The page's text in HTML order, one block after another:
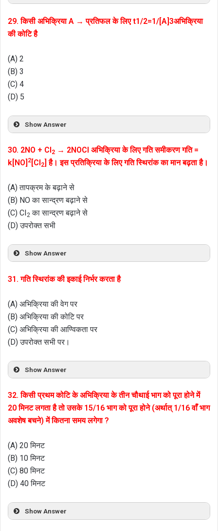
29. किसी अभिक्रिया A → प्रतिफल के लिए t1/2=1/[A]3अभिक्रिया
की कोटि है
(A) 2
(B) 3
(C) 4
(D) 5
Show Answer
30. 2NO + CI 2 → 2NOCl अभिक्रिया के लिए गति समीकरण गति =
k[NO] 2 [Cl 2 ] है। इस प्रतिक्रिया के लिए गति स्थिरांक का मान बढ़ता है।
(A) तापक्रम के बढ़ाने से
(B) NO का सान्द्रण बढ़ाने से
(C) CI 2 का सान्द्रण बढ़ाने से
(D) उपरोक्त सभी
Show Answer
31. गति स्थिरांक की इकाई निर्भर करता है
(A) अभिक्रिया की वेग पर
(B) अभिक्रिया की कोटि पर
(C) अभिक्रिया की आण्विकता पर
(D) उपरोक्त सभी पर।
Show Answer
32. किसी प्रथम कोटि के अभिक्रिया के तीन चौथाई भाग को पूरा होने में
20 मिनट लगता है तो उसके 15/16 भाग को पूरा होने (अर्थात् 1/16 वाँ भाग
अवशेष बचने) में कितना समय लगेगा ?
(A) 20 मिनट
(B) 10 मिनट
(C) 80 मिनट
(D) 40 मिनट
Show Answer